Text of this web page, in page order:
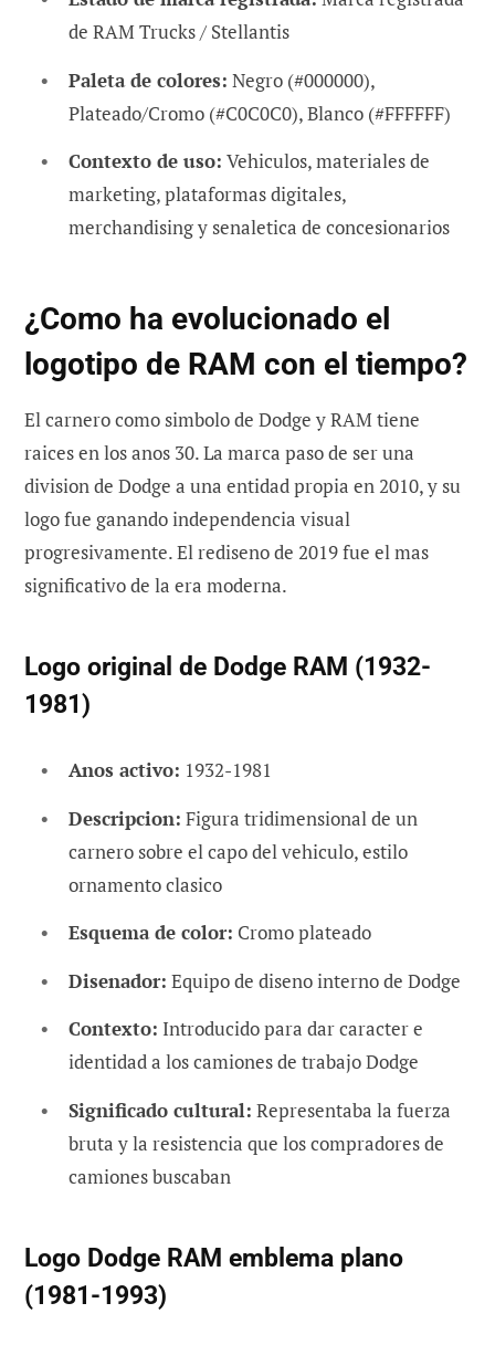
de RAM Trucks / Stellantis
Paleta de colores: Negro (#000000),
Plateado/Cromo (#C0C0C0), Blanco (#FFFFFF)
Contexto de uso: Vehiculos, materiales de
marketing, plataformas digitales,
merchandising y senaletica de concesionarios
¿Como ha evolucionado el
logotipo de RAM con el tiempo?
El carnero como simbolo de Dodge y RAM tiene
raices en los anos 30. La marca paso de ser una
division de Dodge a una entidad propia en 2010, y su
logo fue ganando independencia visual
progresivamente. El rediseno de 2019 fue el mas
significativo de la era moderna.
Logo original de Dodge RAM (1932-
1981)
Anos activo: 1932-1981
Descripcion: Figura tridimensional de un
carnero sobre el capo del vehiculo, estilo
ornamento clasico
Esquema de color: Cromo plateado
Disenador: Equipo de diseno interno de Dodge
Contexto: Introducido para dar caracter e
identidad a los camiones de trabajo Dodge
Significado cultural: Representaba la fuerza
bruta y la resistencia que los compradores de
camiones buscaban
Logo Dodge RAM emblema plano
(1981-1993)